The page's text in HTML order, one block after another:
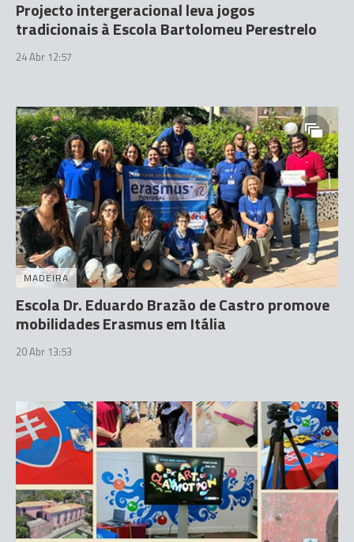
Projecto intergeracional leva jogos
tradicionais à Escola Bartolomeu Perestrelo
24 Abr 12:57
MADEIRA
Escola Dr. Eduardo Brazão de Castro promove
mobilidades Erasmus em Itália
20 Abr 13:53